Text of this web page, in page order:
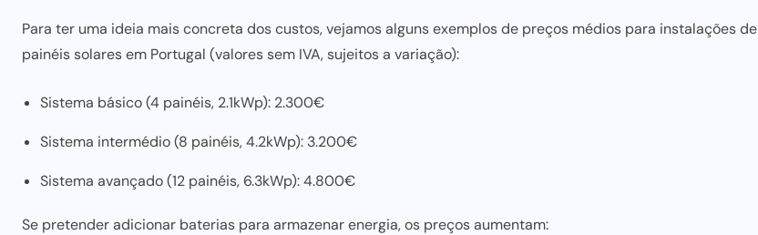
Para ter uma ideia mais concreta dos custos, vejamos alguns exemplos de preços médios para instalações de
painéis solares em Portugal (valores sem IVA, sujeitos a variação):
Sistema básico (4 painéis, 2.1kWp): 2.300€
Sistema intermédio (8 painéis, 4.2kWp): 3.200€
Sistema avançado (12 painéis, 6.3kWp): 4.800€
Se pretenderadicionar baterias para armazenar energia, os preços aumentam: